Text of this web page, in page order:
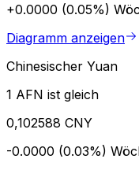
+0.0000 (0.05%)
Diagramm anzeigen
Chinesischer Yuan
1 AFN ist gleich
0,102588 CNY
-0.0000 (0.03%)